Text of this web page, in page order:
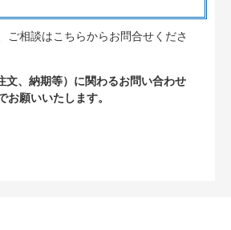
ご相談はこちらからお問合せくださ
文、納期等）に関わるお問い合わせ
お願いいたします。